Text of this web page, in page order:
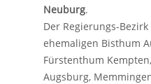
Neuburg.
Der Regierungs-
ehemaligen Bisthum
Fürstenthum
Augsburg,